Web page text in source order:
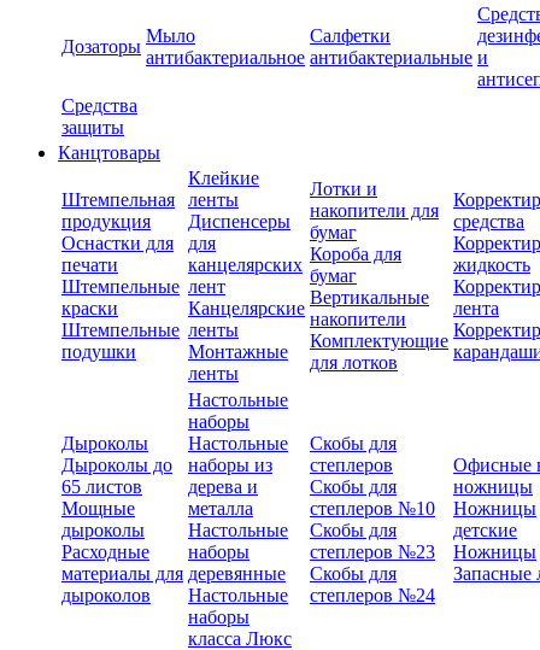
Дозаторы
Мыло
антибактериальное
Салфетки
антибактериальные и
Средства
защиты
Канцтовары
Штемпельная
продукция
Оснастки для
печати
Штемпельные
краски
Штемпельные
подушки
Клейкие
ленты
Диспенсеры
для
канцелярских
лент
Канцелярские
ленты
Монтажные
ленты
Лотки и
накопители для
бумаг
Короба для
бумаг
Вертикальные
накопители
Комплектующие
для лотков
средства
жидкость
лента
Дыроколы
Дыроколы до
65 листов
Мощные
дыроколы
Расходные
материалы для
дыроколов
Настольные
наборы
Настольные
наборы из
дерева и
металла
Настольные
наборы
деревянные
Настольные
наборы
класса Люкс
Скобы для
степлеров
Скобы для
степлеров №10
Скобы для
степлеров №23
Скобы для
степлеров №24
Офисные
ножницы
Ножницы
детские
Ножницы
Запасные